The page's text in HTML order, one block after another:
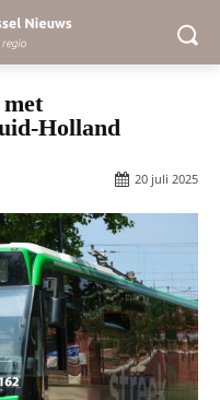
Holland
20 juli 2025